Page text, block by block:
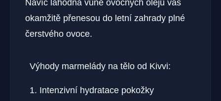
Navíc lahodná vůně ovocných olejů vás
okamžitě přenesou do letní zahrady plné
čerstvého ovoce.
Výhody marmelády na tělo od Kivvi:
1. Intenzivní hydratace pokožky